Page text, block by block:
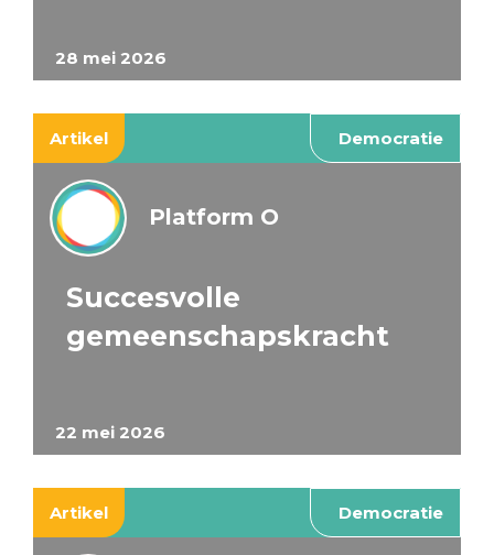
28 mei 2026
Artikel Democratie
22 mei 2026
Platform O
Succesvolle
gemeenschapskracht
Artikel Democratie